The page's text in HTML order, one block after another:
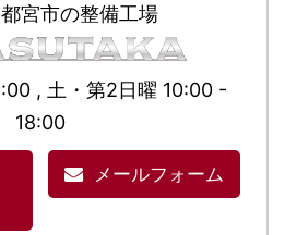
宮市の整備工場
, 土・第2日曜 10:00 -
18:00
メールフォーム